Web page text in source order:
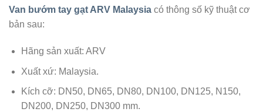
Van bướm tay gạt ARV Malaysia có thông số kỹ thuật cơ
bản sau:
Hãng sản xuất: ARV
Xuất xứ: Malaysia.
Kích cỡ: DN50, DN65, DN80, DN100, DN125, N150,
DN200, DN250, DN300 mm.